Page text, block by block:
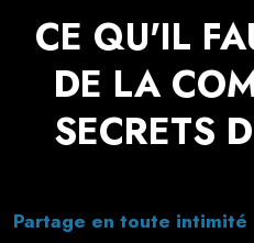
CE QU'IL
DE LA
SECRETS
Partage en toute intimité